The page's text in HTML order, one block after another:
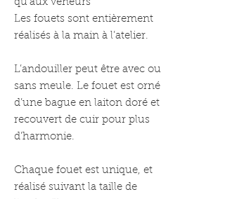
qu'aux veneurs
Les fouets sont entièrement
réalisés à la main à l’atelier.
L’andouiller peut être avec ou
sans meule. Le fouet est orné
d’une bague en laiton doré et
recouvert de cuir pour plus
d’harmonie.
Chaque fouet est unique, et
réalisé suivant la taille de